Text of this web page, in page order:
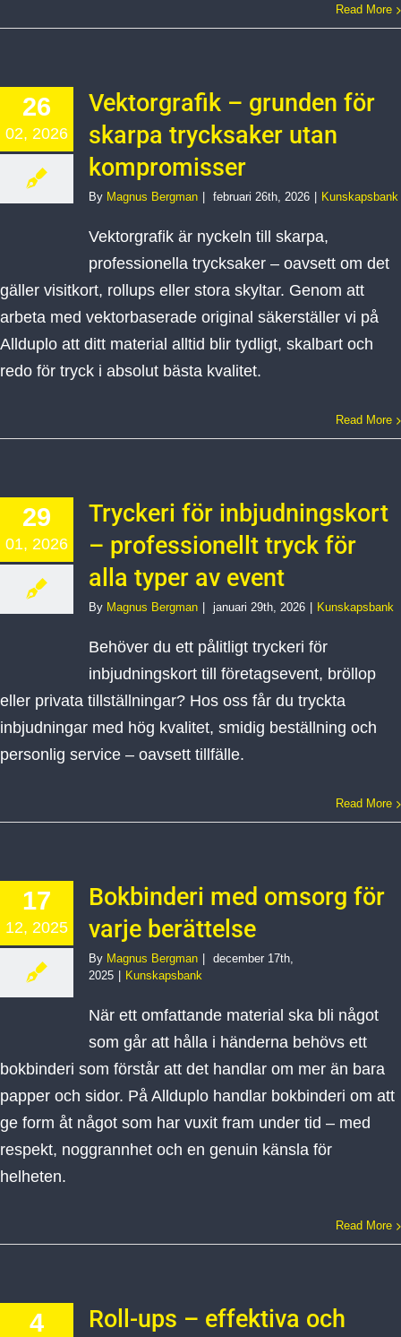
Read More
26
02, 2026
Vektorgrafik – grunden för
skarpa trycksaker utan
kompromisser
By Magnus Bergman februari 26th, 2026 Kunskapsbank
Vektorgrafik är nyckeln till skarpa,
professionella trycksaker – oavsett om det
gäller visitkort, rollups eller stora skyltar. Genom att
arbeta med vektorbaserade original säkerställer vi på
Allduplo att ditt material alltid blir tydligt, skalbart och
redo för tryck i absolut bästa kvalitet.
Read More
29
01, 2026
Tryckeri för inbjudningskort
– professionellt tryck för
alla typer av event
By Magnus Bergman januari 29th, 2026 Kunskapsbank
Behöver du ett pålitligt tryckeri för
inbjudningskort till företagsevent, bröllop
eller privata tillställningar? Hos oss får du tryckta
inbjudningar med hög kvalitet, smidig beställning och
personlig service – oavsett tillfälle.
Read More
17
12, 2025
Bokbinderi med omsorg för
varje berättelse
By Magnus Bergman
december 17th,
2025
Kunskapsbank
När ett omfattande material ska bli något
som går att hålla i händerna behövs ett
bokbinderi som förstår att det handlar om mer än bara
papper och sidor. På Allduplo handlar bokbinderi om att
ge form åt något som har vuxit fram under tid – med
respekt, noggrannhet och en genuin känsla för
helheten.
Read More
4
Roll-ups – effektiva och